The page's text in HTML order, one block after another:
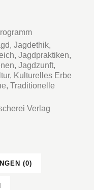
, Jagdethik,
, Jagdpraktiken,
, Jagdzunft,
, Kulturelles Erbe
, Traditionelle
Verlag
(0)